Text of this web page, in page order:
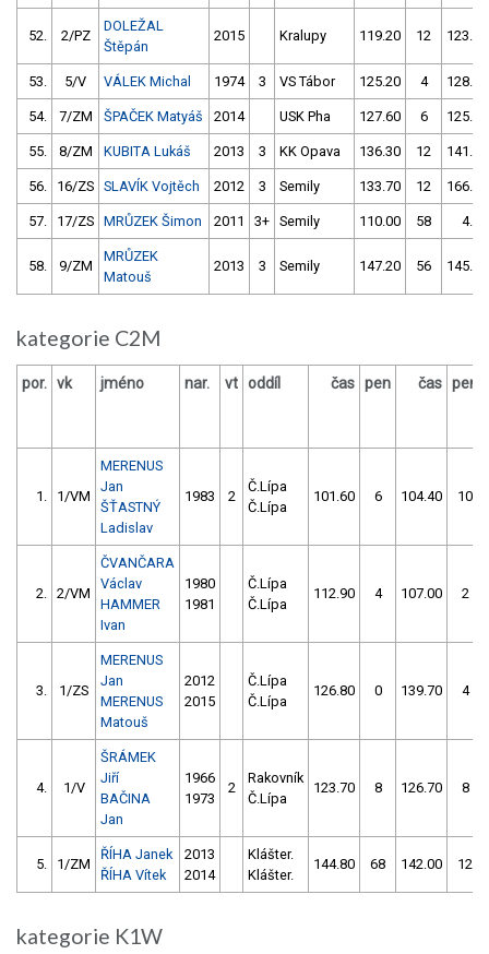
52. 2/PZ
DOLEŽAL
Štěpán
2015 Kralupy 119.20 12 123.10
53. 5/V VÁLEK Michal 1974 3 VS Tábor 125.20 4 128.30
54. 7/ZM ŠPAČEK Matyáš 2014 USK Pha 127.60 6 125.40
55. 8/ZM KUBITA Lukáš 2013 3 KK Opava 136.30 12 141.10
56. 16/ZS SLAVÍK Vojtěch 2012 3 Semily 133.70 12 166.40
57. 17/ZS MRŮZEK Šimon 2011 3+ Semily 110.00 58 4.00
58. 9/ZM
MRŮZEK
Matouš
2013 3 Semily 147.20 56 145.40
kategorie C2M
por. vk jméno nar. vt oddíl čas pen čas pen
1. 1/VM
MERENUS
Jan
ŠŤASTNÝ
Ladislav
1983 2
Č.Lípa
Č.Lípa
101.60 6 104.40 10
2. 2/VM
ČVANČARA
Václav
HAMMER
Ivan
1980
1981
Č.Lípa
Č.Lípa
112.90 4 107.00 2
3. 1/ZS
MERENUS
Jan
MERENUS
Matouš
2012
2015
Č.Lípa
Č.Lípa
126.80 0 139.70 4
4. 1/V
ŠRÁMEK
Jiří
BAČINA
Jan
1966
1973
2
Rakovník
Č.Lípa
123.70 8 126.70 8
5. 1/ZM
ŘÍHA Janek
ŘÍHA Vítek
2013
2014
Klášter.
Klášter.
144.80 68 142.00 12
kategorie K1W